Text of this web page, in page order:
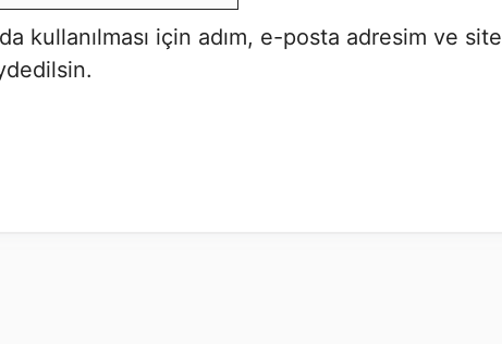
kullanılması için adım, e-posta adresim ve site